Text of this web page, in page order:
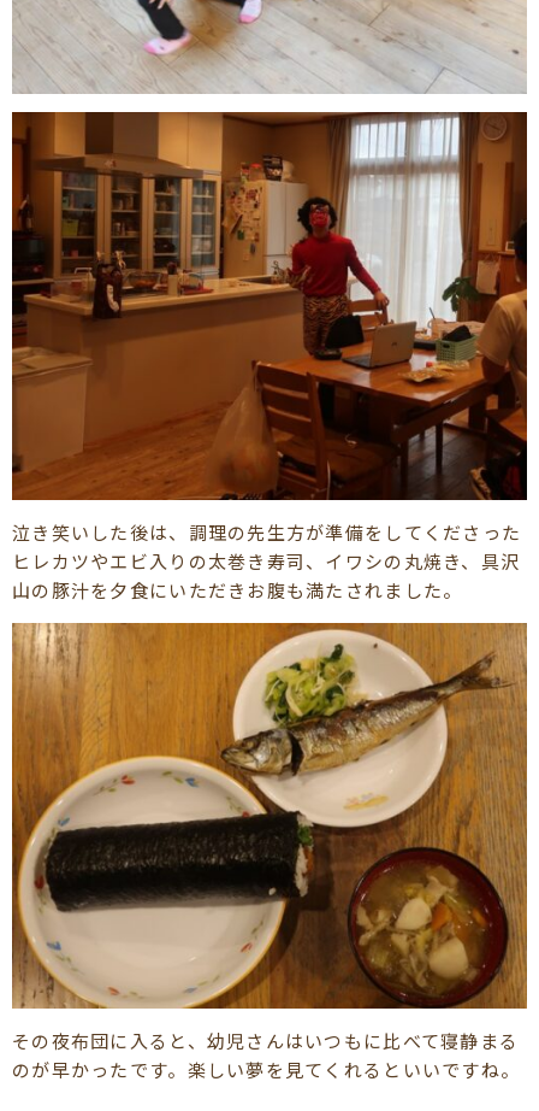
泣き笑いした後は、調理の先生方が準備をしてくださった
ヒレカツやエビ入りの太巻き寿司、イワシの丸焼き、具沢
山の豚汁を夕食にいただきお腹も満たされました。
その夜布団に入ると、幼児さんはいつもに比べて寝静まる
のが早かったです。楽しい夢を見てくれるといいですね。